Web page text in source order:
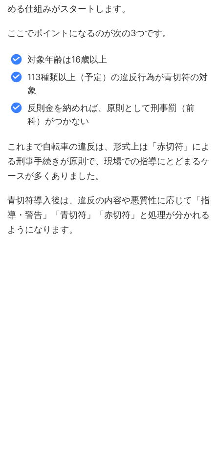
める仕組みがスタートします。
ここでポイントになるのが次の3つです。
対象年齢は16歳以上
113種類以上（予定）の違反行為が青切符の対
象
反則金を納めれば、原則として刑事罰（前
科）がつかない
これまで自転車の違反は、形式上は「赤切符」によ
る刑事手続きが原則で、現場での指導にとどまるケ
ースが多くありました。
青切符導入後は、違反の内容や悪質性に応じて「指
導・警告」「青切符」「赤切符」と処理が分かれる
ようになります。